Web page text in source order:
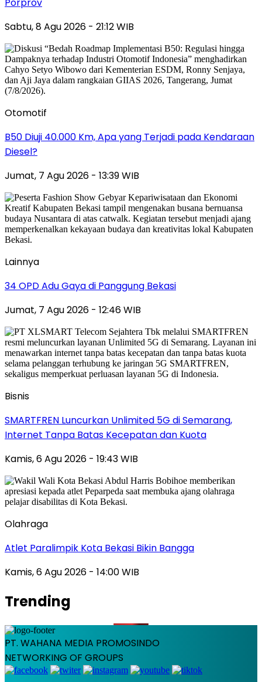
Sabtu, 8 Agu 2026 - 21:12 WIB
Otomotif
B50 Diuji 40.000 Km, Apa yang Terjadi pada Kendaraan
Diesel?
Jumat, 7 Agu 2026 - 13:39 WIB
Lainnya
34 OPD Adu Gaya di Panggung Bekasi
Jumat, 7 Agu 2026 - 12:46 WIB
Bisnis
SMARTFREN Luncurkan Unlimited 5G di Semarang,
Internet Tanpa Batas Kecepatan dan Kuota
Kamis, 6 Agu 2026 - 19:43 WIB
Olahraga
Atlet Paralimpik Kota Bekasi Bikin Bangga
Kamis, 6 Agu 2026 - 14:00 WIB
Trending
PT. WAHANA MEDIA PROMOSINDO
NETWORKING OF GROUPS